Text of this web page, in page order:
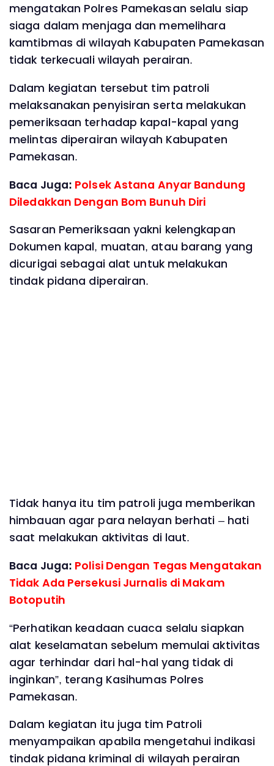
mengatakan Polres Pamekasan selalu siap
siaga dalam menjaga dan memelihara
kamtibmas di wilayah Kabupaten Pamekasan
tidak terkecuali wilayah perairan.
Dalam kegiatan tersebut tim patroli
melaksanakan penyisiran serta melakukan
pemeriksaan terhadap kapal-kapal yang
melintas diperairan wilayah Kabupaten
Pamekasan.
Baca Juga: Polsek Astana Anyar Bandung
Diledakkan Dengan Bom Bunuh Diri
Sasaran Pemeriksaan yakni kelengkapan
Dokumen kapal, muatan, atau barang yang
dicurigai sebagai alat untuk melakukan
tindak pidana diperairan.
Tidak hanya itu tim patroli juga memberikan
himbauan agar para nelayan berhati – hati
saat melakukan aktivitas di laut.
Baca Juga: Polisi Dengan Tegas Mengatakan
Tidak Ada Persekusi Jurnalis di Makam
Botoputih
“Perhatikan keadaan cuaca selalu siapkan
alat keselamatan sebelum memulai aktivitas
agar terhindar dari hal-hal yang tidak di
inginkan”, terang Kasihumas Polres
Pamekasan.
Dalam kegiatan itu juga tim Patroli
menyampaikan apabila mengetahui indikasi
tindak pidana kriminal di wilayah perairan